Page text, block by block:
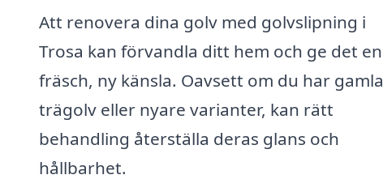
Att renovera dina golv med golvslipning i
Trosa kan förvandla ditt hem och ge det en
fräsch, ny känsla. Oavsett om du har gamla
trägolv eller nyare varianter, kan rätt
behandling återställa deras glans och
hållbarhet.